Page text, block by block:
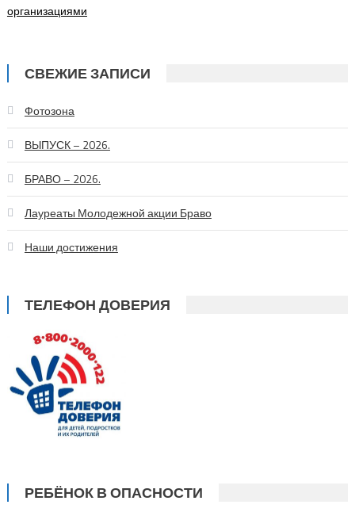
организациями
СВЕЖИЕ ЗАПИСИ
Фотозона
ВЫПУСК – 2026.
БРАВО – 2026.
Лауреаты Молодежной акции Браво
Наши достижения
ТЕЛЕФОН ДОВЕРИЯ
РЕБЁНОК В ОПАСНОСТИ